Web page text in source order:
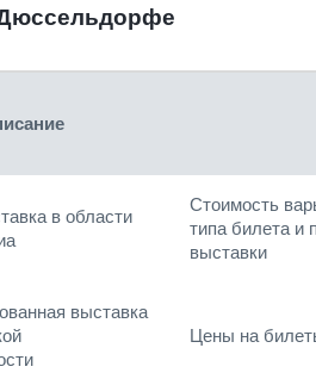
в области
Стоимость
типа билета и
выставки
выставка
Цены на